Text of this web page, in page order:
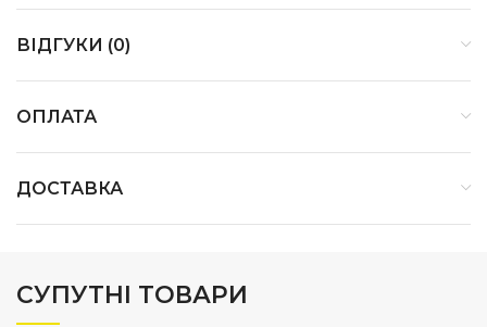
ВІДГУКИ (0)
ОПЛАТА
ДОСТАВКА
СУПУТНІ ТОВАРИ